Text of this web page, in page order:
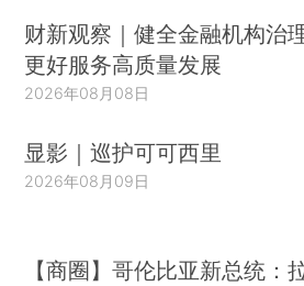
财新观察｜健全金融机构治
更好服务高质量发展
2026年08月08日
显影｜巡护可可西里
2026年08月09日
【商圈】哥伦比亚新总统：